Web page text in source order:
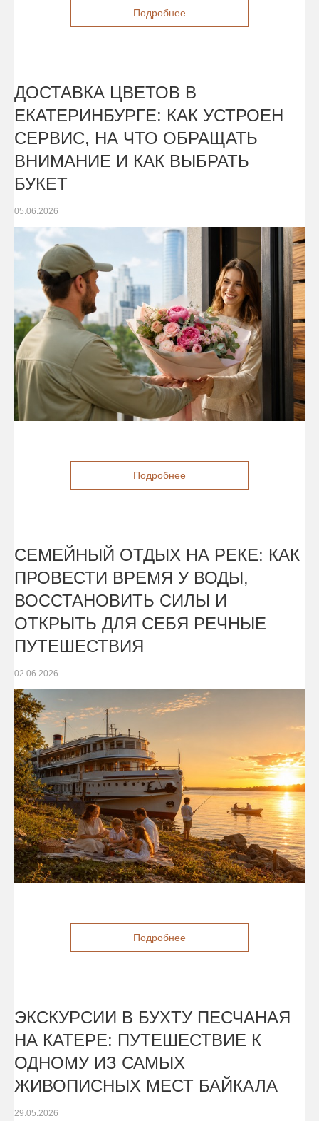
Подробнее
ДОСТАВКА ЦВЕТОВ В
ЕКАТЕРИНБУРГЕ: КАК УСТРОЕН
СЕРВИС, НА ЧТО ОБРАЩАТЬ
ВНИМАНИЕ И КАК ВЫБРАТЬ
БУКЕТ
05.06.2026
Подробнее
СЕМЕЙНЫЙ ОТДЫХ НА РЕКЕ: КАК
ПРОВЕСТИ ВРЕМЯ У ВОДЫ,
ВОССТАНОВИТЬ СИЛЫ И
ОТКРЫТЬ ДЛЯ СЕБЯ РЕЧНЫЕ
ПУТЕШЕСТВИЯ
02.06.2026
Подробнее
ЭКСКУРСИИ В БУХТУ ПЕСЧАНАЯ
НА КАТЕРЕ: ПУТЕШЕСТВИЕ К
ОДНОМУ ИЗ САМЫХ
ЖИВОПИСНЫХ МЕСТ БАЙКАЛА
29.05.2026